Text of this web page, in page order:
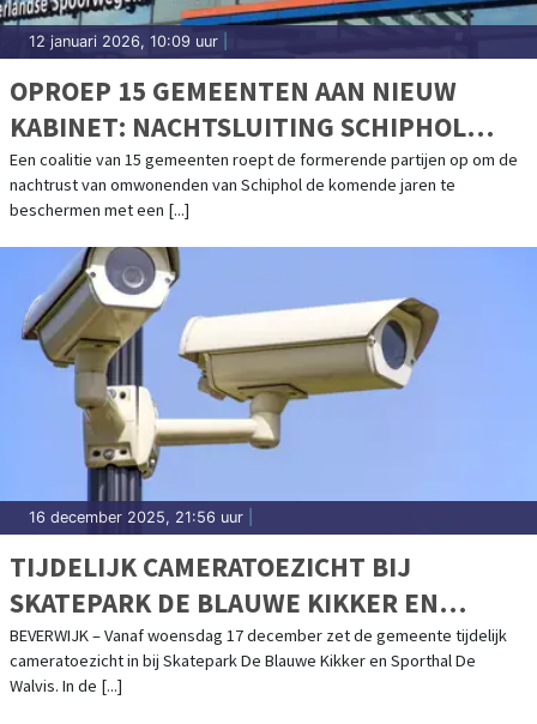
12 januari 2026, 10:09 uur
OPROEP 15 GEMEENTEN AAN NIEUW
KABINET: NACHTSLUITING SCHIPHOL
NODIG VOOR GEZONDE EN LEEFBARE
OMGEVING
Een coalitie van 15 gemeenten roept de formerende partijen op om de
nachtrust van omwonenden van Schiphol de komende jaren te
beschermen met een [...]
16 december 2025, 21:56 uur
TIJDELIJK CAMERATOEZICHT BIJ
SKATEPARK DE BLAUWE KIKKER EN
SPORTHAL DE WALVIS
BEVERWIJK – Vanaf woensdag 17 december zet de gemeente tijdelijk
cameratoezicht in bij Skatepark De Blauwe Kikker en Sporthal De
Walvis. In de [...]